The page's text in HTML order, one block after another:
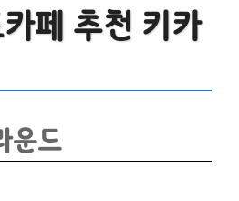
페 추천 키카
운드